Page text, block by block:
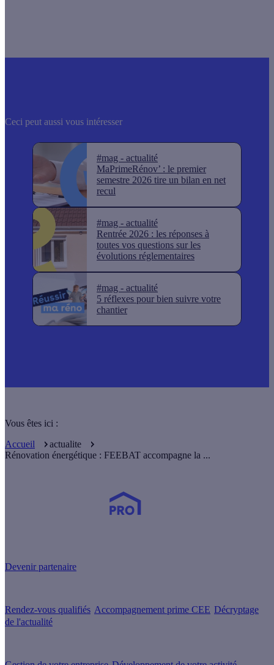
Ceci peut aussi vous intéresser
#mag - actualité
MaPrimeRénov’ : le premier
semestre 2026 tire un bilan en net
recul
#mag - actualité
Rentrée 2026 : les réponses à
toutes vos questions sur les
évolutions réglementaires
#mag - actualité
5 réflexes pour bien suivre votre
chantier
Vous êtes ici :
Accueil
actualite
Rénovation énergétique : FEEBAT accompagne la ...
Devenir partenaire
Rendez-vous qualifiés Accompagnement prime CEE Décryptage
de l'actualité